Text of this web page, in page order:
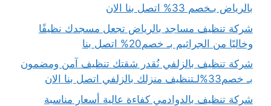
بالرياض بـخصم 33% اتصل بنا الان
شركة تنظيف مساجد بالرياض تجعل مسجدك نظيفًا
وخاليًا من الجراثيم بـ خصم20% اتصل بنا
شركة تنظيف بالزلفي نُقدر شقتك تنظيف آمن ومضمون
بـ خصم33%لـتنظيف منزلك بالزلفي اتصل بنا الان
شركة تنظيف بالدوادمي كفاءة عالية أسعار مناسبة